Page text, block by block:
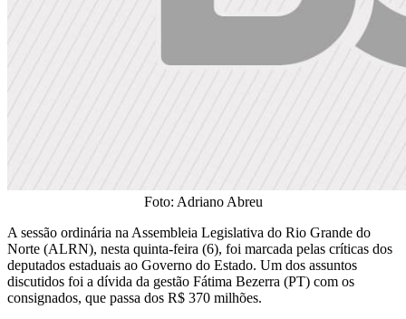
Foto: Adriano Abreu
A sessão ordinária na Assembleia Legislativa do Rio Grande do
Norte (ALRN), nesta quinta-feira (6), foi marcada pelas críticas dos
deputados estaduais ao Governo do Estado. Um dos assuntos
discutidos foi a dívida da gestão Fátima Bezerra (PT) com os
consignados, que passa dos R$ 370 milhões.